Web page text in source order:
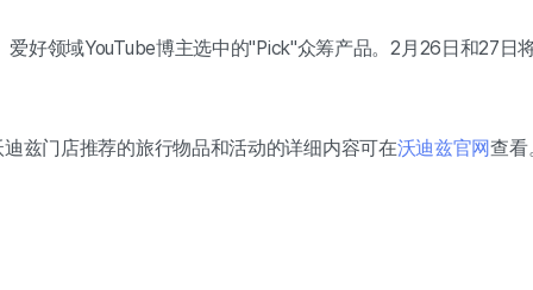
好领域YouTube博主选中的"Pick"众筹产品。2月26日和27日
兹门店推荐的旅行物品和活动的详细内容可在沃迪兹官网查看